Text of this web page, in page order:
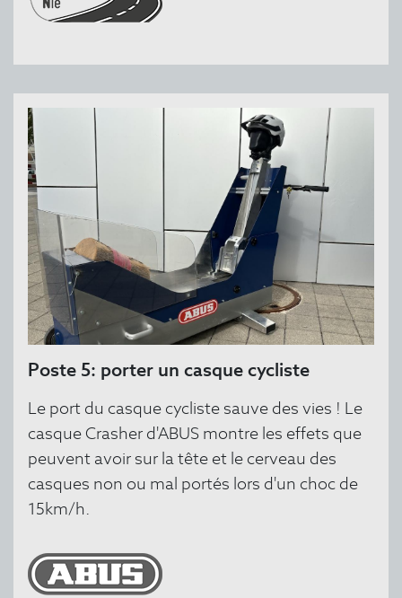
Poste 5: porter un casque cycliste
Le port du casque cycliste sauve des vies ! Le
casque Crasher d'ABUS montre les effets que
peuvent avoir sur la tête et le cerveau des
casques non ou mal portés lors d'un choc de
15km/h.